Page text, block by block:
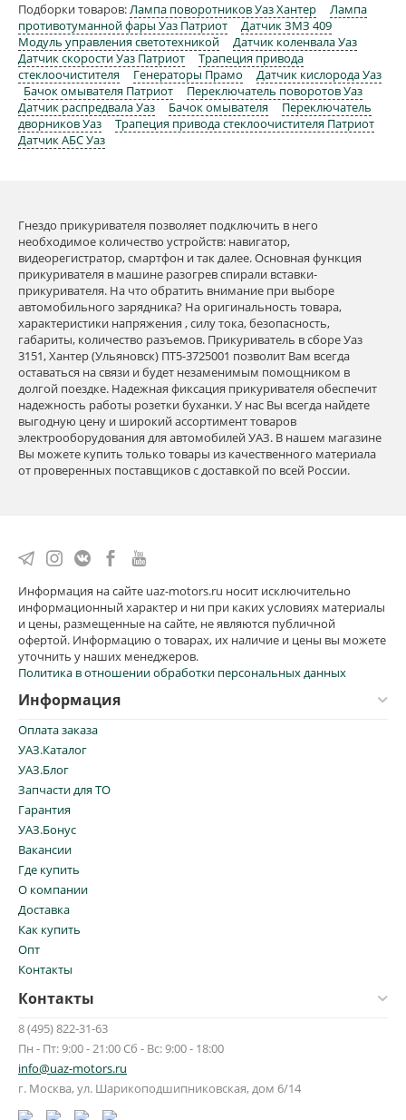
Подборки товаров:Лампа поворотников Уаз Хантер
Лампа
противотуманной фары Уаз Патриот
Датчик ЗМЗ 409
Модуль управления светотехникой
Датчик коленвала Уаз
Датчик скорости Уаз Патриот
Трапеция привода
стеклоочистителя
Генераторы Прамо
Датчик кислорода Уаз
Бачок омывателя Патриот
Переключатель поворотов Уаз
Датчик распредвала Уаз
Бачок омывателя
Переключатель
дворников Уаз
Трапеция привода стеклоочистителя Патриот
Датчик АБС Уаз
Гнездо прикуривателя позволяет подключить в него
необходимое количество устройств: навигатор,
видеорегистратор, смартфон и так далее. Основная функция
прикуривателя в машине разогрев спирали вставки-
прикуривателя. На что обратить внимание при выборе
автомобильного зарядника? На оригинальность товара,
характеристики напряжения , силу тока, безопасность,
габариты, количество разъемов. Прикуриватель в сборе Уаз
3151, Хантер (Ульяновск) ПТ5-3725001 позволит Вам всегда
оставаться на связи и будет незаменимым помощником в
долгой поездке. Надежная фиксация прикуривателя обеспечит
надежность работы розетки буханки. У нас Вы всегда найдете
выгодную цену и широкий ассортимент товаров
электрооборудования для автомобилей УАЗ. В нашем магазине
Вы можете купить только товары из качественного материала
от проверенных поставщиков с доставкой по всей России.
Информация на сайте uaz-motors.ru носит исключительно
информационный характер и ни при каких условиях материалы
и цены, размещенные на сайте, не являются публичной
офертой. Информацию о товарах, их наличие и цены вы можете
уточнить у наших менеджеров.
Политика в отношении обработки персональных данных
Информация
Оплата заказа
УАЗ.Каталог
УАЗ.Блог
Запчасти для ТО
Гарантия
УАЗ.Бонус
Вакансии
Где купить
О компании
Доставка
Как купить
Опт
Контакты
Контакты
8 (495) 822-31-63
Пн - Пт: 9:00 - 21:00 Сб - Вс: 9:00 - 18:00
info@uaz-motors.ru
г. Москва, ул. Шарикоподшипниковская, дом 6/14